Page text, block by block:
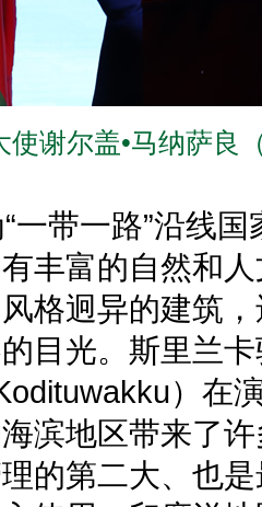
使谢尔盖•马纳萨良
带一路”沿线
丰富的自然和
格迥异的建筑
目光。斯里兰
）在
滨地区带来了
的第二大、也